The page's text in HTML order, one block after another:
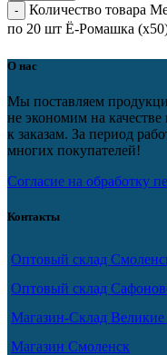
Количество товара
по 20 шт Ё-Ромашка
О нас
Мы поставляем
не экономим на качестве
к заказам. За период
многих покупателей!
Согласие на обработку
Контакты
Оптовый склад
Оптовый склад
Магазин-Склад
Магазин Смоленск